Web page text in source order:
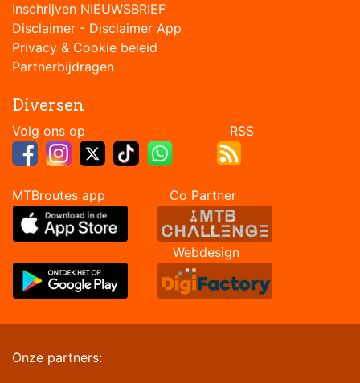
Inschrijven NIEUWSBRIEF
Disclaimer - Disclaimer App
Privacy & Cookie beleid
Partnerbijdragen
Diversen
Volg ons op RSS
MTBroutes app Co Partner
Webdesign
Onze partners: